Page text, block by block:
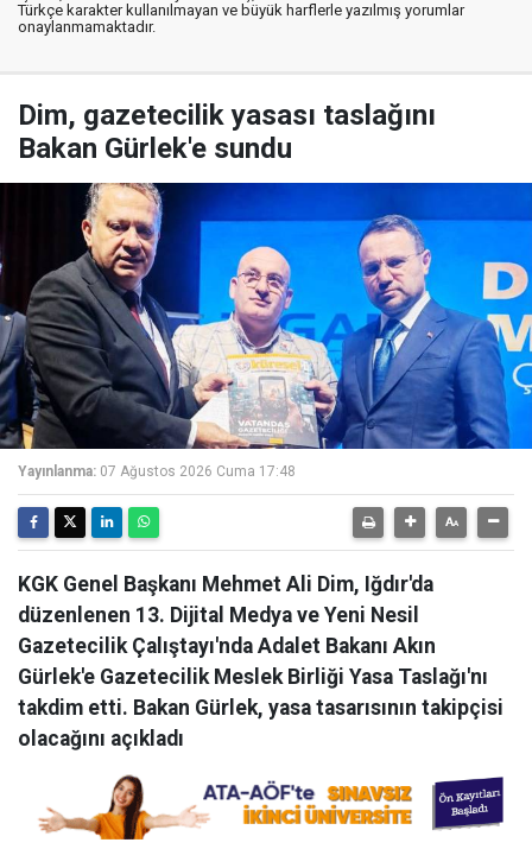
Türkçe karakter kullanılmayan ve büyük harflerle yazılmış yorumlar
onaylanmamaktadır.
Dim, gazetecilik yasası taslağını
Bakan Gürlek'e sundu
Yayınlanma: 07 Ağustos 2026 Cuma 17:48
KGK Genel Başkanı Mehmet Ali Dim, Iğdır'da
düzenlenen 13. Dijital Medya ve Yeni Nesil
Gazetecilik Çalıştayı'nda Adalet Bakanı Akın
Gürlek'e Gazetecilik Meslek Birliği Yasa Taslağı'nı
takdim etti. Bakan Gürlek, yasa tasarısının takipçisi
olacağını açıkladı